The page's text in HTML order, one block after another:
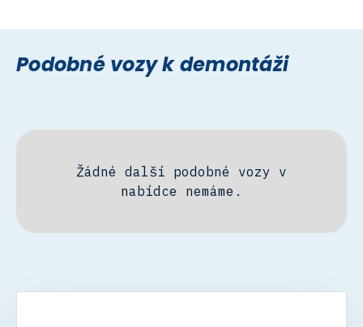
Podobné vozy k demontáži
Žádné další podobné vozy v
nabídce nemáme.